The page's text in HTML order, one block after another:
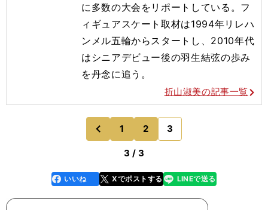
に多数の大会をリポートしている。フ
ィギュアスケート取材は1994年リレハ
ンメル五輪からスタートし、2010年代
はシニアデビュー後の羽生結弦の歩み
を丹念に追う。
折山淑美の記事一覧
前
のページへ
1 2 3
3 / 3
faceboo
k
いいね Xでポストする
line LINEで送る